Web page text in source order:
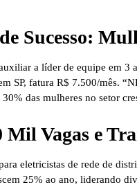
Sucesso:
a líder de equipe em 3
SP, fatura R$ 7.500/mês.
das mulheres no setor
Vagas e
eletricistas de rede de
25% ao ano, liderando